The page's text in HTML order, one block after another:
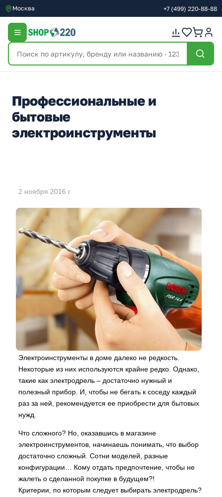
Москва +7 (499) 220-88-88
Профессиональные и
бытовые
электроинструменты
2 ноября 2016 г.
Электроинструменты в доме далеко не редкость.
Некоторые из них используются крайне редко. Однако,
такие как электродрель – достаточно нужный и
полезный прибор. И, чтобы не бегать к соседу каждый
раз за ней, рекомендуется ее приобрести для бытовых
нужд.
Что сложного? Но, оказавшись в магазине
электроинструментов, начинаешь понимать, что выбор
достаточно сложный. Сотни моделей, разные
конфигурации… Кому отдать предпочтение, чтобы не
жалеть о сделанной покупке в будущем?!
Критерии, по которым следует выбирать электродрель?